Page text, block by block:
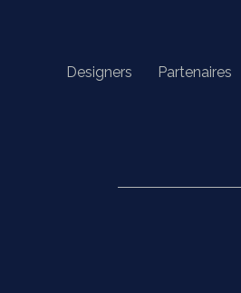
Designers Partenaires